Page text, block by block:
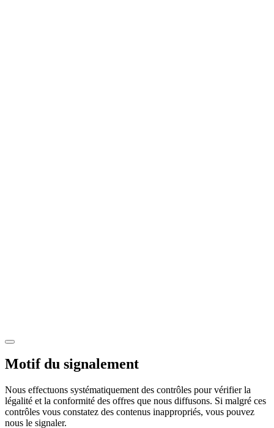
Motif du signalement
Nous effectuons systématiquement des contrôles pour vérifier la
légalité et la conformité des offres que nous diffusons. Si malgré ces
contrôles vous constatez des contenus inappropriés, vous pouvez
nous le signaler.